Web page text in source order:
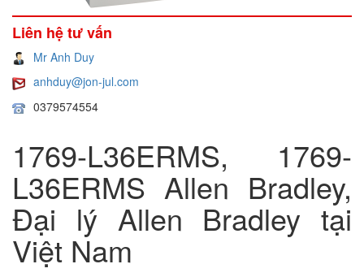
Liên hệ tư vấn
Mr Anh Duy
anhduy@jon-jul.com
0379574554
1769-L36ERMS, 1769-
L36ERMS Allen Bradley,
Đại lý Allen Bradley tại
Việt Nam